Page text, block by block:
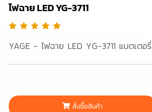
ไฟฉาย LED YG-3711
YAGE - ไฟฉาย LED YG-3711 แบตเต
สั่งซื้อสินค้า